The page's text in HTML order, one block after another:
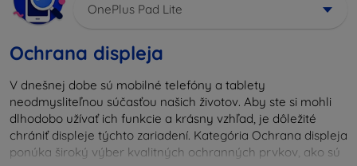
OnePlus Pad Lite
Ochrana displeja
V dnešnej dobe sú mobilné telefóny a tablety
neodmysliteľnou súčasťou našich životov. Aby ste si mohli
dlhodobo užívať ich funkcie a krásny vzhľad, je dôležité
chrániť displeje týchto zariadení. Kategória Ochrana displeja
ponúka široký výber kvalitných ochranných prvkov, ako sú